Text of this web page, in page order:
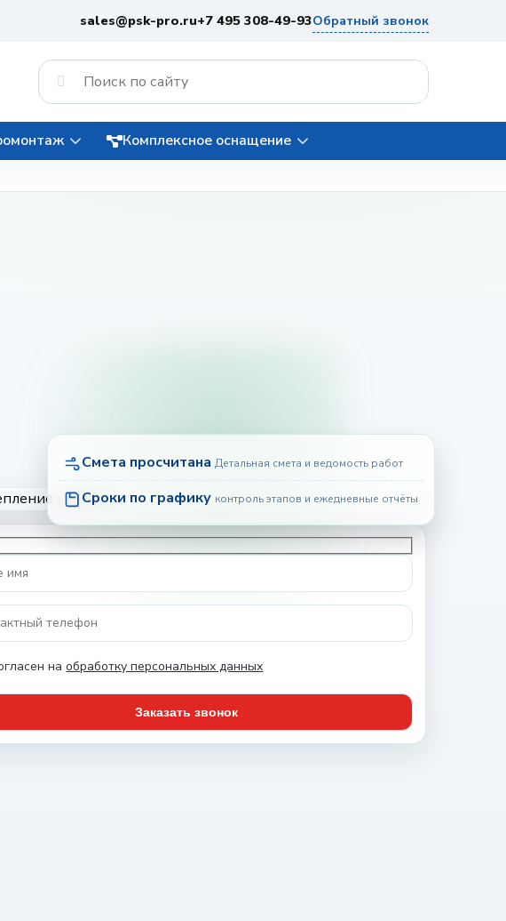
sales@psk-pro.ru+7 495 308-49-93Обратный звонок
Комплексное оснащение
Смета просчитана Детальная смета и ведомость работ
Сроки по графику контроль этапов и ежедневные отчёты
наобработку персональных данных